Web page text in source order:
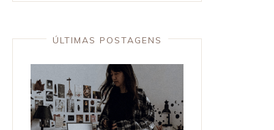
ÚLTIMAS POSTAGENS